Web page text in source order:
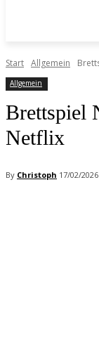
Start Allgemein
Allgemein
Brettspiel
Netflix
By Christoph 17/02/2026